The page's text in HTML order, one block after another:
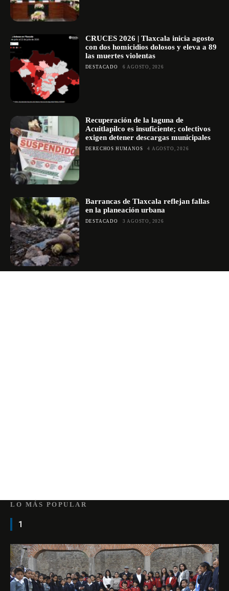
CRUCES 2026 | Tlaxcala inicia agosto
con dos homicidios dolosos y eleva a 89
las muertes violentas
DESTACADO 6 AGOSTO, 2026
Recuperación de la laguna de
Acuitlapilco es insuficiente; colectivos
exigen detener descargas municipales
DERECHOS HUMANOS 4 AGOSTO, 2026
Barrancas de Tlaxcala reflejan fallas
en la planeación urbana
DESTACADO 3 AGOSTO, 2026
LO MÁS POPULAR
1